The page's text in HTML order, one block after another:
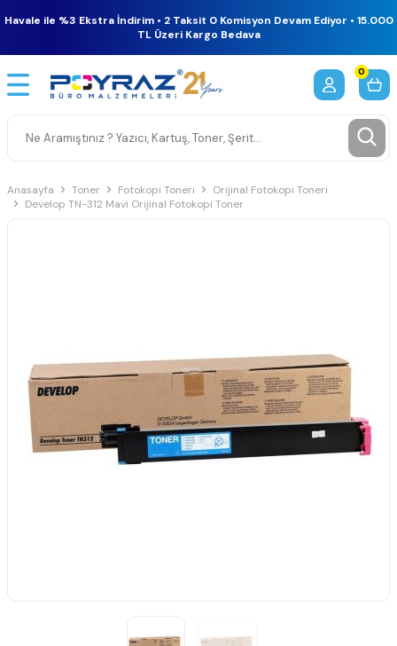
Havale ile %3 Ekstra İndirim • 2 Taksit 0 Komisyon Devam Ediyor • 15.000
TL Üzeri Kargo Bedava
0
Anasayfa Toner Fotokopi Toneri
Orijinal Fotokopi Toneri
Develop TN-312 Mavi Orijinal Fotokopi Toner